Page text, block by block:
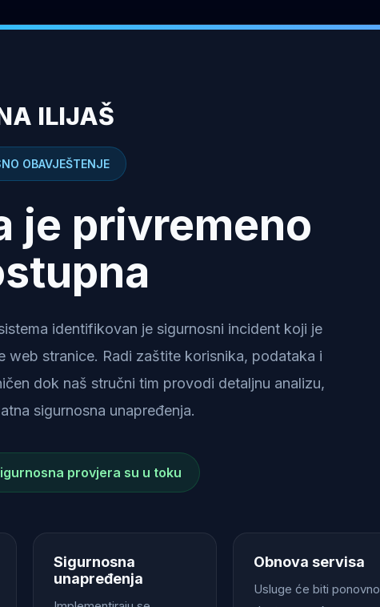
ILIJAŠ
OBAVJEŠTENJE
je privremeno
identifikovan je sigurnosni incident koji je
web stranice. Radi zaštite korisnika, podataka i
dok naš stručni tim provodi detaljnu analizu,
sigurnosna unapređenja.
provjera su u toku
Sigurnosna
unapređenja
Obnova servisa
Usluge će biti ponovno